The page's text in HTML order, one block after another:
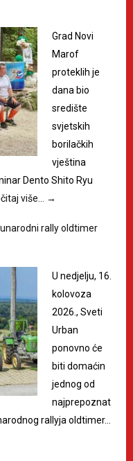
Grad Novi
Marof
proteklih je
dana bio
središte
svjetskih
borilačkih
vještina
Dento Shito Ryu
više… →
rally oldtimer
U nedjelju, 16.
kolovoza
2026., Sveti
Urban
ponovno će
biti domaćin
jednog od
najprepoznat
rallyja oldtimer…